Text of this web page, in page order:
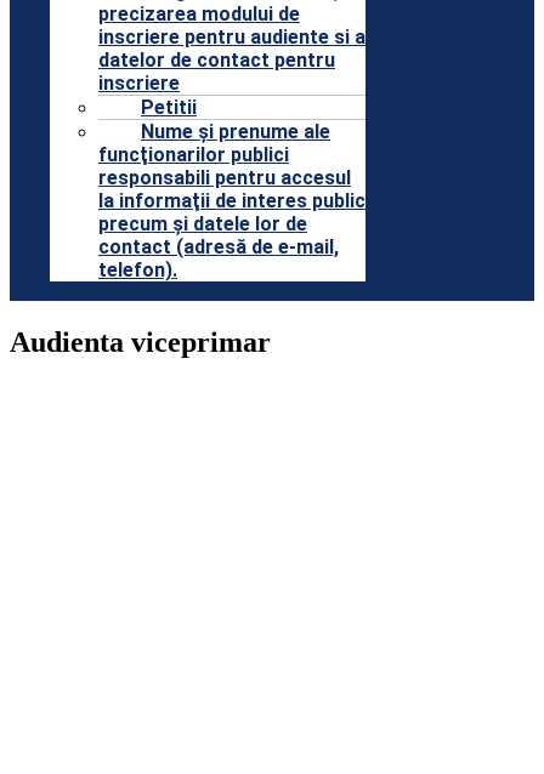
precizarea modului de
inscriere pentru audiente si a
datelor de contact pentru
inscriere
Petitii
Nume şi prenume ale
funcţionarilor publici
responsabili pentru accesul
la informaţii de interes public
precum şi datele lor de
contact (adresă de e-mail,
telefon).
Audienta viceprimar